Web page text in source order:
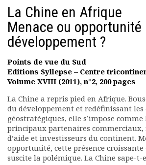
Calendrier des activités
Assemblées générales
Comptes rendus mensuels
Rapports moraux
Rapports financiers
Nous rejoindre
Le bulletin
Présentation du bulletin
Comité de rédaction
Bulletins Villes en
développement
Kiosk
Ressources
Nos actions
La Chine en Afrique
Menace ou opportunité
développement ?
Points de vue du Sud
Editions Syllepse – Centre
Volume XVIII (2011), n°2, 200 pages
La Chine a repris pied en Afrique.
du développement et redéfinissant
géostratégiques, elle s’impose comme
principaux partenaires commerciaux,
d’aide et investisseurs du continent.
opportunité, cette présence
suscite la polémique. La Chine sape-t-